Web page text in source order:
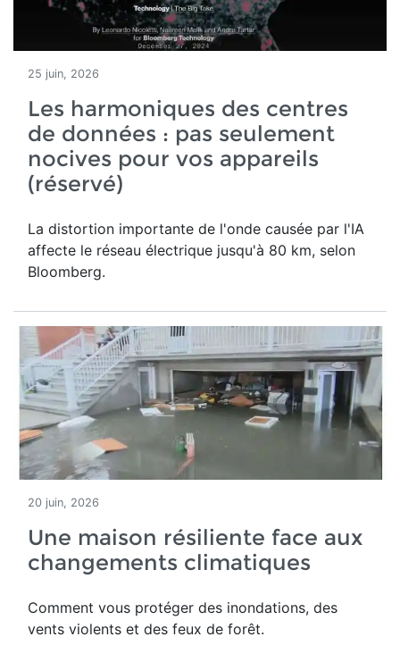
25 juin, 2026
Les harmoniques des centres
de données : pas seulement
nocives pour vos appareils
(réservé)
La distortion importante de l'onde causée par l'IA
affecte le réseau électrique jusqu'à 80 km, selon
Bloomberg.
20 juin, 2026
Une maison résiliente face aux
changements climatiques
Comment vous protéger des inondations, des
vents violents et des feux de forêt.